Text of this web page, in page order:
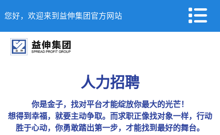
您好，欢迎来到益伸集团官方网站
人力招聘
你是金子，找对平台才能绽放你最大的光芒！
想得到幸福，就要主动争取。而求职正像找对象一样，行动
胜于心动，你勇敢踏出第一步，才能找到最好的舞台。